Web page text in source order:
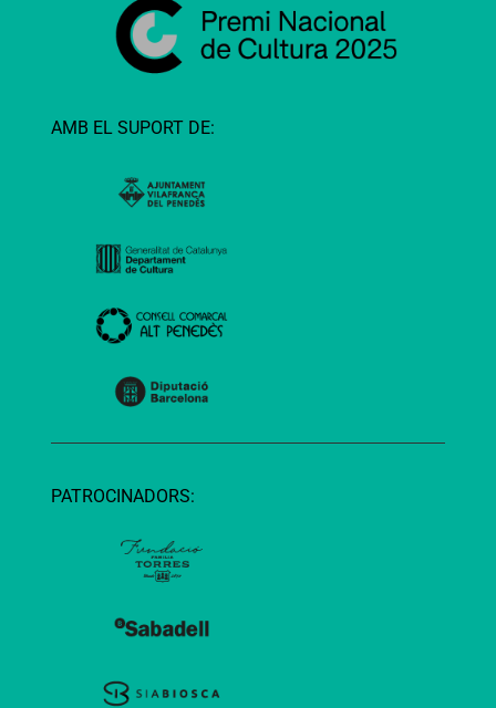
AMB EL SUPORT DE:
PATROCINADORS: